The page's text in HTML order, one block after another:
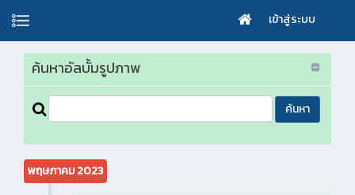
เข้าสู่ระบบ
ค้นหาอัลบั้มรูปภาพ
พฤษภาคม 2023